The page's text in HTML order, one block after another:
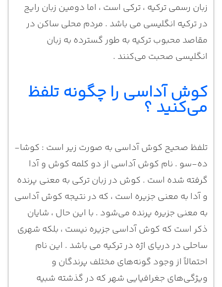
زبان رسمی ترکیه ، ترکی است ، اما دومین زبان رایج
در ترکیه انگلیسی می باشد . مردم محلی ساکن در
مقاصد محبوب ترکیه به طور گسترده به زبان
انگلیسی صحبت می‌کنند .
کوش آداسی را چگونه تلفظ
می‌کنید ؟
تلفظ صحیح کوش آداسی به صورت زیر است : کوشا-
ده-سو . نام کوش آداسی از دو کلمه کوش و آدا
گرفته شده است . کوش در زبان ترکی به معنی پرنده
و آدا به معنی جزیره است ، که در نتیجه کوش آداسی
به معنی جزیره پرنده می‌شود . با این حال ، شایان
ذکر است که کوش آداسی جزیره نیست ، بلکه شهری
ساحلی در دریای اژه در ترکیه می باشد . این نام
احتمالاً از وجود گونه‌های مختلف پرندگان و
ویژگی‌های جغرافیایی شهر که در گذشته شبیه